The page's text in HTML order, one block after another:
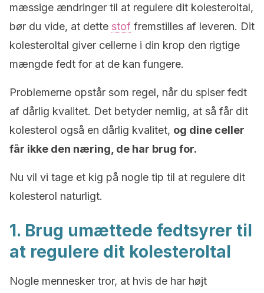
mæssige ændringer til at regulere dit kolesteroltal,
bør du vide, at dette stof fremstilles af leveren. Dit
kolesteroltal giver cellerne i din krop den rigtige
mængde fedt for at de kan fungere.
Problemerne opstår som regel, når du spiser fedt
af dårlig kvalitet. Det betyder nemlig, at så får dit
kolesterol også en dårlig kvalitet, og dine celler
får ikke den næring, de har brug for.
Nu vil vi tage et kig på nogle tip til at regulere dit
kolesterol naturligt.
1. Brug umættede fedtsyrer til
at regulere dit kolesteroltal
Nogle mennesker tror, at hvis de har højt